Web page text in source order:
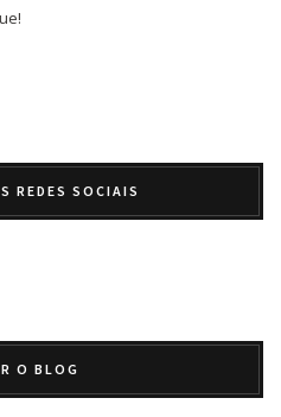
REDES SOCIAIS
O BLOG